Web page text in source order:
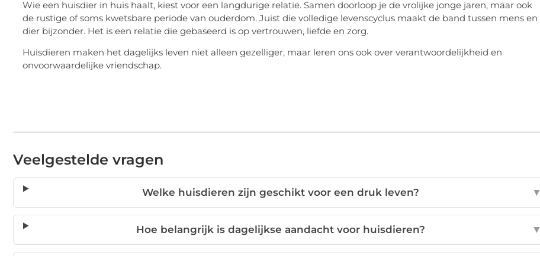
Wie een huisdier in huis haalt, kiest voor een langdurige relatie. Samen doorloop je de vrolijke jonge jaren, maar ook
de rustige of soms kwetsbare periode van ouderdom. Juist die volledige levenscyclus maakt de band tussen mens en
dier bijzonder. Het is een relatie die gebaseerd is op vertrouwen, liefde en zorg.
Huisdieren maken het dagelijks leven niet alleen gezelliger, maar leren ons ook over verantwoordelijkheid en
onvoorwaardelijke vriendschap.
Veelgestelde vragen
Welke huisdieren zijn geschikt voor een druk leven? ▼
Hoe belangrijk is dagelijkse aandacht voor huisdieren? ▼